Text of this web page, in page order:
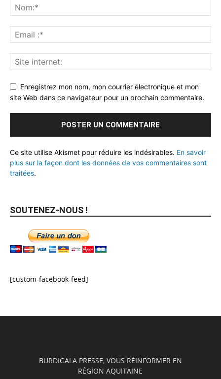
Enregistrez mon nom, mon courrier électronique et mon
site Web dans ce navigateur pour un prochain commentaire.
Ce site utilise Akismet pour réduire les indésirables. En savoir
plus sur la façon dont les données de vos commentaires sont
traitées.
SOUTENEZ-NOUS !
[custom-facebook-feed]
BURDIGALA PRESSE, VOUS RÉINFORMER EN
RÉGION AQUITAINE